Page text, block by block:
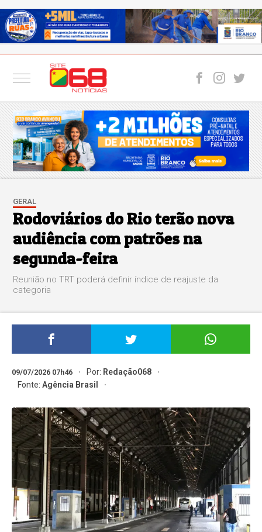
GERAL
Rodoviários do Rio terão nova
audiência com patrões na
segunda-feira
Reunião no TRT poderá definir índice de reajuste da
categoria
09/07/2026 07h46 Por: Redação068
Fonte:Agência Brasil